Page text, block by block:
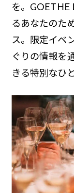
を。GOETHE
るあなたのた
ス。限定イベ
ぐりの情報を
きる特別なひ